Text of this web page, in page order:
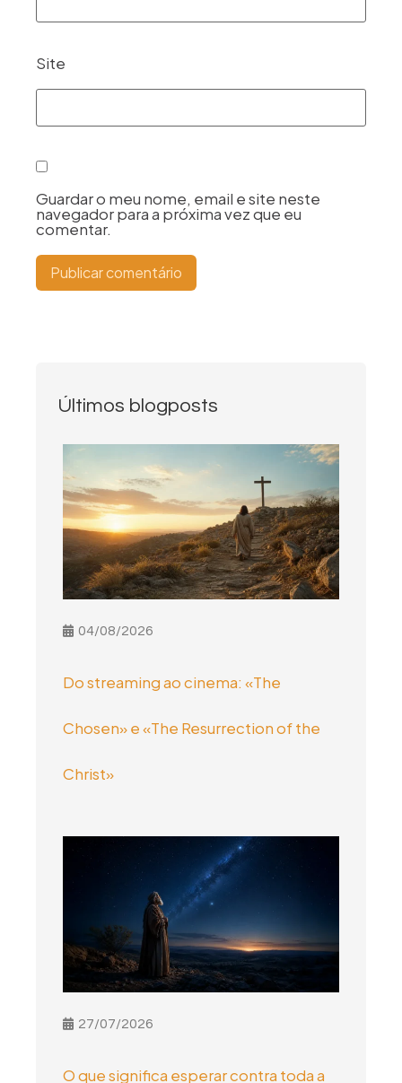
Site
Guardar o meu nome, email e site neste
navegador para a próxima vez que eu
comentar.
Últimos blogposts
04/08/2026
Do streaming ao cinema: «The
Chosen» e «The Resurrection of the
Christ»
27/07/2026
O que significa esperar contra toda a